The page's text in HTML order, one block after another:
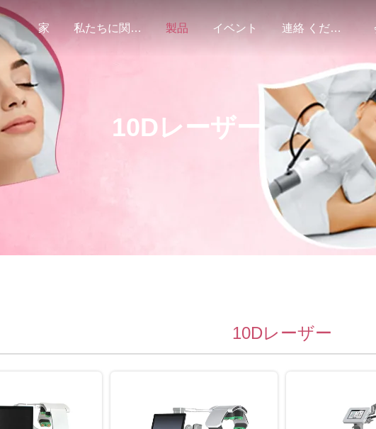
家 私たちに関しては 製品 イベント 連絡 ください
10Dレーザー
10Dレーザー